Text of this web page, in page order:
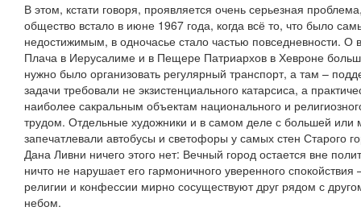
В этом, кстати говоря, проявляется очень серьезная
общество встало в июне 1967 года, когда всё то, что было
недостижимым, в одночасье стало частью повседневности. О
Плача в Иерусалиме и в Пещере Патриархов в Хевроне
нужно было организовать регулярный транспорт, а там –
задачи требовали не экзистенциального катарсиса, а
наиболее сакральным объектам национального и
трудом. Отдельные художники и в самом деле с большей или
запечатлевали автобусы и светофоры у самых стен Старого
Дана Ливни ничего этого нет: Вечный город остается вне
ничто не нарушает его гармоничного уверенного
религии и конфессии мирно сосуществуют друг рядом с
небом.